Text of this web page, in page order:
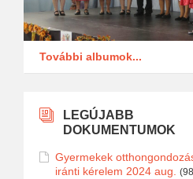
További albumok...
LEGÚJABB
DOKUMENTUMOK
Gyermekek
iránti kérelem 2024 aug.